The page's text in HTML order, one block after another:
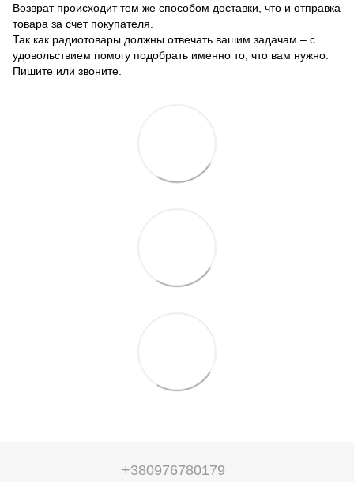
Возврат происходит тем же способом доставки, что и отправка
товара за счет покупателя.
Так как радиотовары должны отвечать вашим задачам – с
удовольствием помогу подобрать именно то, что вам нужно.
Пишите или звоните.
+380976780179